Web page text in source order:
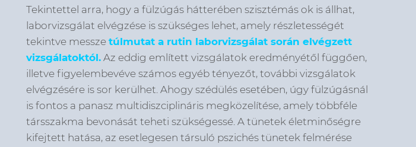
Tekintettel arra, hogy a fülzúgás hátterében szisztémás ok is állhat,
laborvizsgálat elvégzése is szükséges lehet, amely részletességét
tekintve messze túlmutat a rutin laborvizsgálat során elvégzett
vizsgálatoktól. Az eddig említett vizsgálatok eredményétől függően,
illetve figyelembevéve számos egyéb tényezőt, további vizsgálatok
elvégzésére is sor kerülhet. Ahogy szédülés esetében, úgy fülzúgásnál
is fontos a panasz multidiszciplináris megközelítése, amely többféle
társszakma bevonását teheti szükségessé. A tünetek életminőségre
kifejtett hatása, az esetlegesen társuló pszichés tünetek felmérése